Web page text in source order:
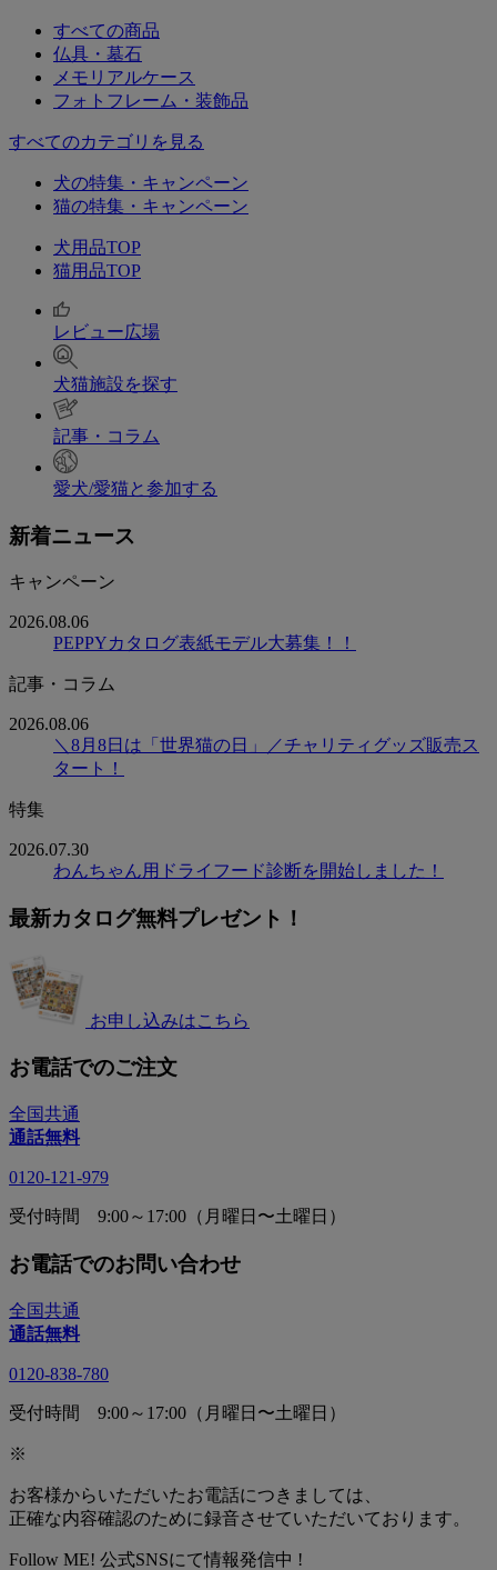
すべての商品
仏具・墓石
メモリアルケース
フォトフレーム・装飾品
すべてのカテゴリを見る
犬の特集・キャンペーン
猫の特集・キャンペーン
犬用品TOP
猫用品TOP
レビュー広場
犬猫施設を探す
記事・コラム
愛犬/愛猫と参加する
新着ニュース
キャンペーン
2026.08.06
PEPPYカタログ表紙モデル大募集！！
記事・コラム
2026.08.06
＼8月8日は「世界猫の日」／チャリティグッズ販売ス
タート！
特集
2026.07.30
わんちゃん用ドライフード診断を開始しました！
最新カタログ無料プレゼント！
お申し込みはこちら
お電話でのご注文
全国共通
通話無料
0120-121-979
受付時間 9:00～17:00（月曜日〜土曜日）
お電話でのお問い合わせ
全国共通
通話無料
0120-838-780
受付時間 9:00～17:00（月曜日〜土曜日）
※
お客様からいただいたお電話につきましては、
正確な内容確認のために録音させていただいております。
Follow ME! 公式SNSにて情報発信中 !